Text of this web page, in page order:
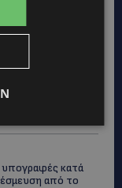
– Στους 40°C
εκδήλωση για
κατά
από το